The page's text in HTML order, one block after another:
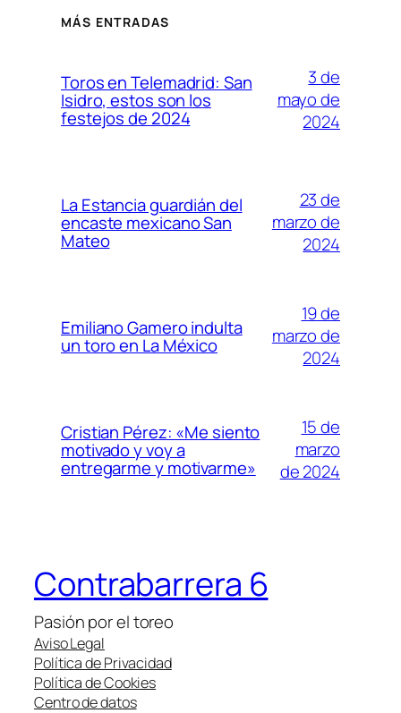
MÁS ENTRADAS
Toros en Telemadrid: San
Isidro, estos son los
festejos de 2024
3 de
mayo de
2024
La Estancia guardián del
encaste mexicano San
Mateo
23 de
marzo de
2024
Emiliano Gamero indulta
un toro en La México
19 de
marzo de
2024
Cristian Pérez: «Me siento
motivado y voy a
entregarme y motivarme»
15 de
marzo
de 2024
Contrabarrera 6
Pasión por el toreo
Aviso Legal
Política de Privacidad
Política de Cookies
Centro de datos